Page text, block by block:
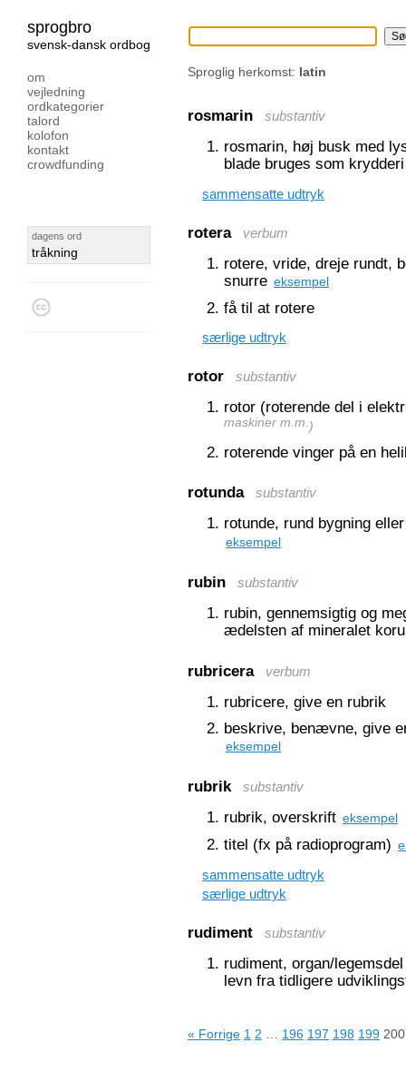
sprogbro
svensk-dansk ordbog
om
vejledning
ordkategorier
talord
kolofon
kontakt
crowdfunding
dagens ord
tråkning
Sproglig herkomst: latin
rosmarin substantiv
rosmarin, høj busk med
blade bruges som krydderi
sammensatte udtryk
rotera verbum
rotere, vride, dreje rundt,
snurre eksempel
få til at rotere
særlige udtryk
rotor substantiv
rotor (roterende del i
maskiner m.m. )
roterende vinger på en
rotunda substantiv
rotunde, rund bygning
eksempel
rubin substantiv
rubin, gennemsigtig og
ædelsten af mineralet
rubricera verbum
rubricere, give en rubrik
beskrive, benævne, give
eksempel
rubrik substantiv
rubrik, overskrift eksempel
titel (fx på radioprogram)
sammensatte udtryk
særlige udtryk
rudiment substantiv
rudiment, organ/
levn fra tidligere
« Forrige 1 2 196 197 198 199 200